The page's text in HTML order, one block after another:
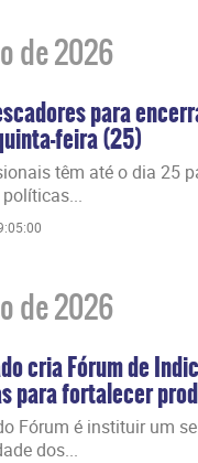
de 2026
para
feira (25)
têm até o dia 25
de 2026
cria Fórum de
para fortalecer
Fórum é instituir um
dos...